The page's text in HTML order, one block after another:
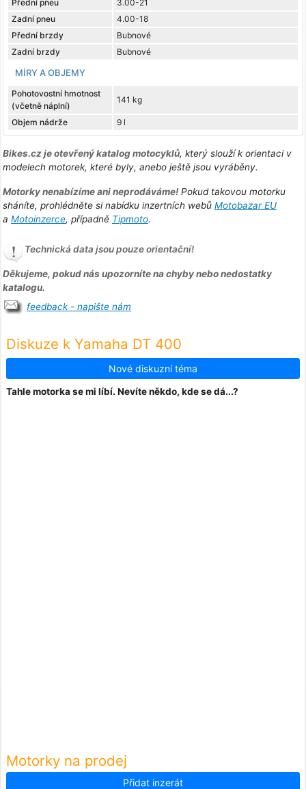
Přední pneu
3.00-21
Zadní pneu
4.00-18
Přední brzdy
Bubnové
Zadní brzdy
Bubnové
MÍRY A OBJEMY
Pohotovostní hmotnost
(včetně náplní)
141 kg
Objem nádrže 9 l
Bikes.cz je otevřený katalog motocyklů, který slouží k orientaci v
modelech motorek, které byly, anebo ještě jsou vyráběny.
Motorky nenabízíme ani neprodáváme!Pokud takovou motorku
sháníte, prohlédněte si nabídku inzertních webů Motobazar EU
a Motoinzerce, případně Tipmoto.
Technická data jsou pouze orientační!
Děkujeme, pokud nás upozorníte na chyby nebo nedostatky
katalogu.
feedback - napište nám
Diskuze k Yamaha DT 400
Nové diskuzní téma
Tahle motorka se mi líbí. Nevíte někdo, kde se dá...?
Motorky na prodej
Přidat inzerát